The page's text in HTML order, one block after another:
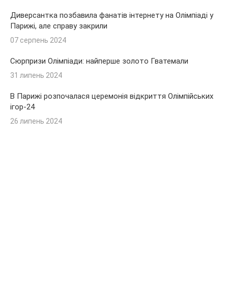
Диверсантка позбавила фанатів інтернету на Олімпіаді у
Парижі, але справу закрили
07 серпень 2024
Сюрпризи Олімпіади: найперше золото Гватемали
31 липень 2024
В Парижі розпочалася церемонія відкриття Олімпійських
ігор-24
26 липень 2024